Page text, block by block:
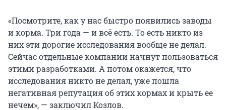
«Посмотрите, как у нас быстро появились заводы
и корма. Три года — и всё есть. То есть никто из
них эти дорогие исследования вообще не делал.
Сейчас отдельные компании начнут пользоваться
этими разработками. А потом окажется, что
исследования никто не делал, уже пошла
негативная репутация об этих кормах и крыть ее
нечем», — заключил Козлов.